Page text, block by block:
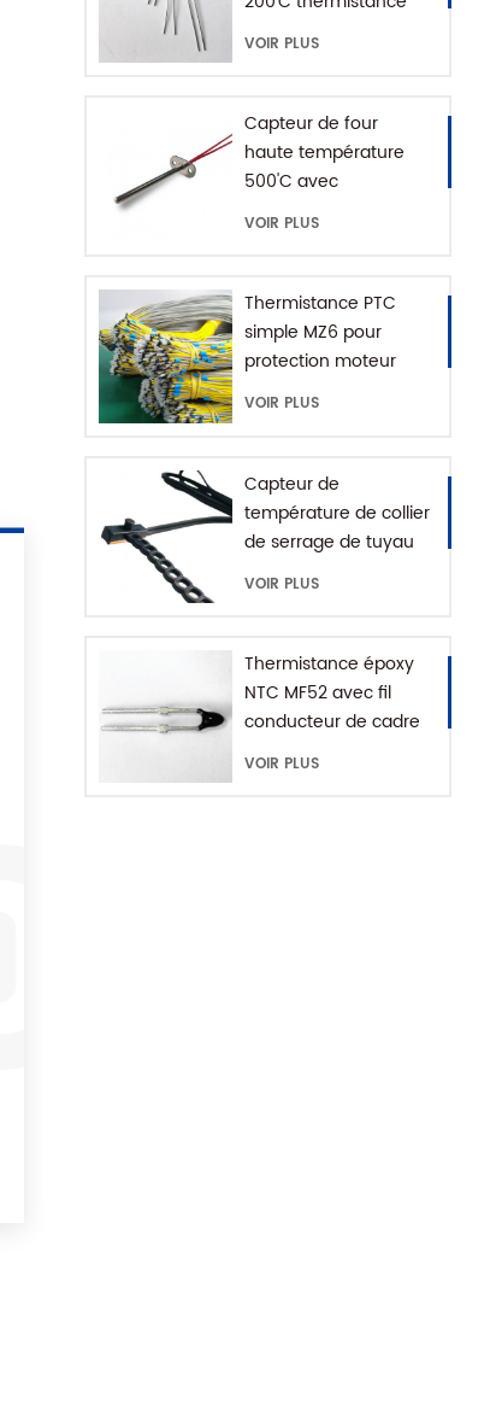
époxy NTC
VOIR PLUS
Capteur de four
haute température
500'C avec
connecteur de terre
VOIR PLUS
Thermistance PTC
simple MZ6 pour
protection moteur
avec plage +60-180'C
VOIR PLUS
Capteur de
température de collier
de serrage de tuyau
d'eau série MFE-1
VOIR PLUS
Thermistance époxy
NTC MF52 avec fil
conducteur de cadre
VOIR PLUS